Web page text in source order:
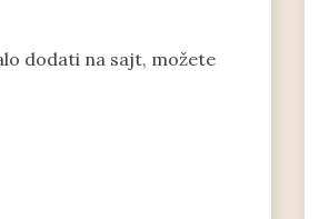
dodati na sajt, možete